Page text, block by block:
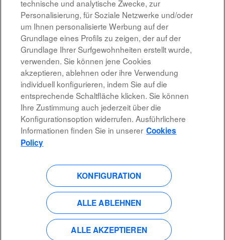
06.08.2026
Ergebnisse1 – 10
Rechtshinweis
Barrierefreiheit
i
a
u
W
i
r
d
a
u
f
e
i
W
i
r
d
a
u
f
e
i
technische und analytische Zwecke, zur
Personalisierung, für Soziale Netzwerke und/oder
um Ihnen personalisierte Werbung auf der
Grundlage eines Profils zu zeigen, der auf der
Grundlage Ihrer Surfgewohnheiten erstellt wurde,
verwenden. Sie können jene Cookies
akzeptieren, ablehnen oder ihre Verwendung
individuell konfigurieren, indem Sie auf die
entsprechende Schaltfläche klicken. Sie können
Ihre Zustimmung auch jederzeit über die
Konfigurationsoption widerrufen. Ausführlichere
Informationen finden Sie in unserer Cookies
Policy
KONFIGURATION
ALLE ABLEHNEN
ALLE AKZEPTIEREN